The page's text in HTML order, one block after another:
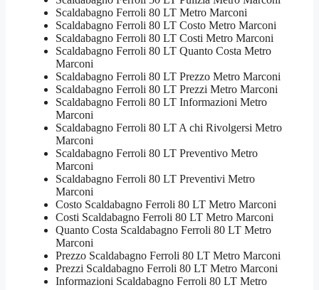
Scaldabagno Ferroli 80 LT Metro Marconi
Scaldabagno Ferroli 80 LT Costo Metro Marconi
Scaldabagno Ferroli 80 LT Costi Metro Marconi
Scaldabagno Ferroli 80 LT Quanto Costa Metro
Marconi
Scaldabagno Ferroli 80 LT Prezzo Metro Marconi
Scaldabagno Ferroli 80 LT Prezzi Metro Marconi
Scaldabagno Ferroli 80 LT Informazioni Metro
Marconi
Scaldabagno Ferroli 80 LT A chi Rivolgersi Metro
Marconi
Scaldabagno Ferroli 80 LT Preventivo Metro
Marconi
Scaldabagno Ferroli 80 LT Preventivi Metro
Marconi
Costo Scaldabagno Ferroli 80 LT Metro Marconi
Costi Scaldabagno Ferroli 80 LT Metro Marconi
Quanto Costa Scaldabagno Ferroli 80 LT Metro
Marconi
Prezzo Scaldabagno Ferroli 80 LT Metro Marconi
Prezzi Scaldabagno Ferroli 80 LT Metro Marconi
Informazioni Scaldabagno Ferroli 80 LT Metro